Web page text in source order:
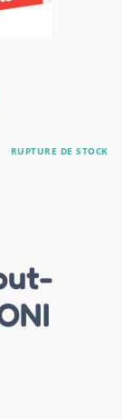
RUPTURE DE STOCK